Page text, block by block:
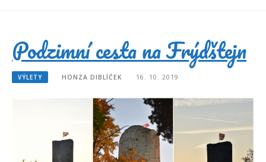
Podzimní cesta na Frýdštejn
VÝLETY HONZA DIBLÍČEK 16. 10. 2019